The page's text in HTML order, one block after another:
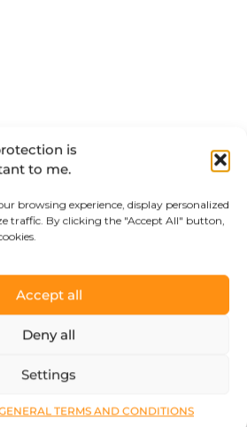
is
to me.
browsing experience, display personalized
traffic. By clicking the "Accept All" button,
Accept all
Deny all
Settings
TERMS AND CONDITIONS